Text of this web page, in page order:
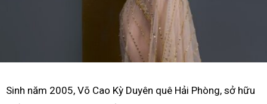
Sinh năm 2005, Võ Cao Kỳ Duyên quê Hải Phòng, sở hữu